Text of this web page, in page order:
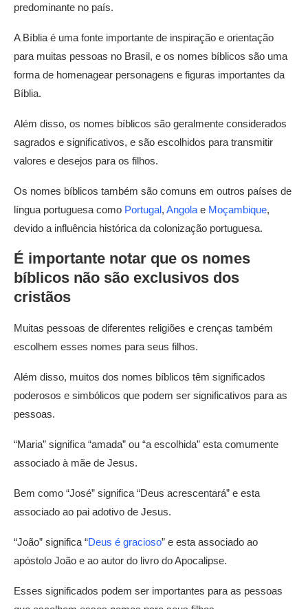
predominante no país.
A Bíblia é uma fonte importante de inspiração e orientação
para muitas pessoas no Brasil, e os nomes bíblicos são uma
forma de homenagear personagens e figuras importantes da
Bíblia.
Além disso, os nomes bíblicos são geralmente considerados
sagrados e significativos, e são escolhidos para transmitir
valores e desejos para os filhos.
Os nomes bíblicos também são comuns em outros países de
língua portuguesa como Portugal, Angola e Moçambique,
devido a influência histórica da colonização portuguesa.
É importante notar que os nomes
bíblicos não são exclusivos dos
cristãos
Muitas pessoas de diferentes religiões e crenças também
escolhem esses nomes para seus filhos.
Além disso, muitos dos nomes bíblicos têm significados
poderosos e simbólicos que podem ser significativos para as
pessoas.
“Maria” significa “amada” ou “a escolhida” esta comumente
associado à mãe de Jesus.
Bem como “José” significa “Deus acrescentará” e esta
associado ao pai adotivo de Jesus.
“João” significa “Deus é gracioso” e esta associado ao
apóstolo João e ao autor do livro do Apocalipse.
Esses significados podem ser importantes para as pessoas